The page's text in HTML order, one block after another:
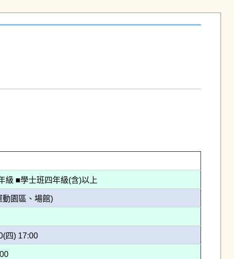
級 ■學士班四年級(含)以上
動園區、場館)
四) 17:00